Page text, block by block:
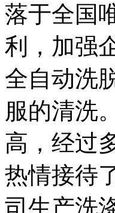
落于全国
利，加强
全自动洗
服的清洗
高，经过
热情接待
司生产洗